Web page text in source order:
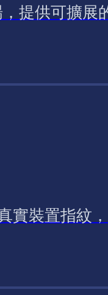
提供可擴展
實裝置指紋